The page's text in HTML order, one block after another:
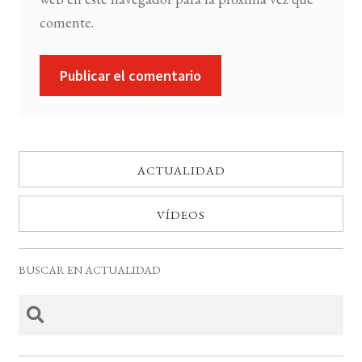
comente.
ACTUALIDAD
VÍDEOS
BUSCAR EN ACTUALIDAD